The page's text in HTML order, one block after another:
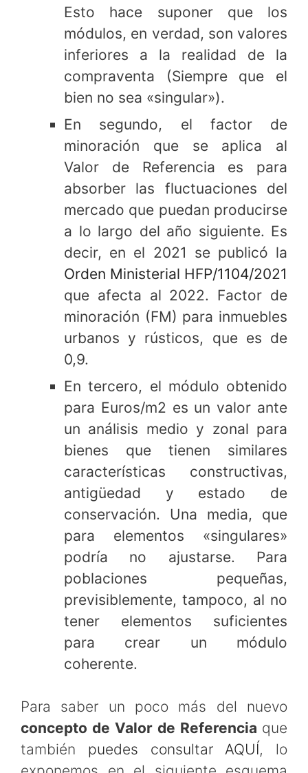
Esto hace suponer que los
módulos, en verdad, son valores
inferiores a la realidad de la
compraventa (Siempre que el
bien no sea «singular»).
En segundo, el factor de
minoración que se aplica al
Valor de Referencia es para
absorber las fluctuaciones del
mercado que puedan producirse
a lo largo del año siguiente. Es
decir, en el 2021 se publicó la
Orden Ministerial HFP/1104/2021
que afecta al 2022. Factor de
minoración (FM) para inmuebles
urbanos y rústicos, que es de
0,9.
En tercero, el módulo obtenido
para Euros/m2 es un valor ante
un análisis medio y zonal para
bienes que tienen similares
características constructivas,
antigüedad y estado de
conservación. Una media, que
para elementos «singulares»
podría no ajustarse. Para
poblaciones pequeñas,
previsiblemente, tampoco, al no
tener elementos suficientes
para crear un módulo
coherente.
Para saber un poco más del nuevo
concepto de Valor de Referencia que
también puedes consultar AQUÍ, lo